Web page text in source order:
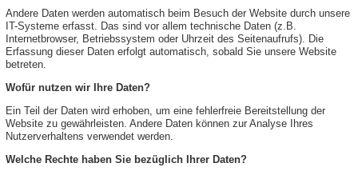
Andere Daten werden automatisch beim Besuch der Website durch unsere
IT-Systeme erfasst. Das sind vor allem technische Daten (z.B.
Internetbrowser, Betriebssystem oder Uhrzeit des Seitenaufrufs). Die
Erfassung dieser Daten erfolgt automatisch, sobald Sie unsere Website
betreten.
Wofür nutzen wir Ihre Daten?
Ein Teil der Daten wird erhoben, um eine fehlerfreie Bereitstellung der
Website zu gewährleisten. Andere Daten können zur Analyse Ihres
Nutzerverhaltens verwendet werden.
Welche Rechte haben Sie bezüglich Ihrer Daten?